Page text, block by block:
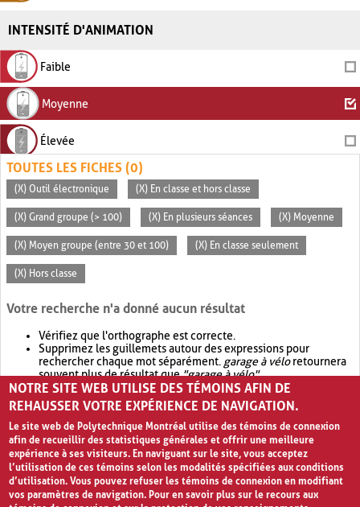
INTENSITÉ D'ANIMATION
Faible
Moyenne
Élevée
TOUTES LES FICHES (0)
(X) Outil électronique (X) En classe et hors classe
(X) Grand groupe (> 100) (X) En plusieurs séances (X) Moyenne
(X) Moyen groupe (entre 30 et 100) (X) En classe seulement
(X) Hors classe
Votre recherche n'a donné aucun résultat
Vérifiez que l'orthographe est correcte.
Supprimez les guillemets autour des expressions pour
rechercher chaque mot séparément. garage à véloretournera
souvent plus de résultat que"garage à vélo".
Envisagez d'élargir votre recherche avec OR.garage OR vélo
retournera souvent plus de résultat quegarage à vélo
NOTRE SITE WEB UTILISE DES TÉMOINS AFIN DE
REHAUSSER VOTRE EXPÉRIENCE DE NAVIGATION.
Le site web de Polytechnique Montréal utilise des témoins de connexion
afin de recueillir des statistiques générales et offrir une meilleure
expérience à ses visiteurs. En naviguant sur le site, vous acceptez
l’utilisation de ces témoins selon les modalités spécifiées aux conditions
d’utilisation. Vous pouvez refuser les témoins de connexion en modifiant
vos paramètres de navigation. Pour en savoir plus sur le recours aux